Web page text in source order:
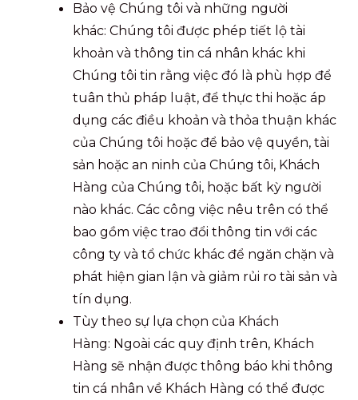
Bảo vệ Chúng tôi và những người
khác: Chúng tôi được phép tiết lộ tài
khoản và thông tin cá nhân khác khi
Chúng tôi tin rằng việc đó là phù hợp để
tuân thủ pháp luật, để thực thi hoặc áp
dụng các điều khoản và thỏa thuận khác
của Chúng tôi hoặc để bảo vệ quyền, tài
sản hoặc an ninh của Chúng tôi, Khách
Hàng của Chúng tôi, hoặc bất kỳ người
nào khác. Các công việc nêu trên có thể
bao gồm việc trao đổi thông tin với các
công ty và tổ chức khác để ngăn chặn và
phát hiện gian lận và giảm rủi ro tài sản và
tín dụng.
Tùy theo sự lựa chọn của Khách
Hàng: Ngoài các quy định trên, Khách
Hàng sẽ nhận được thông báo khi thông
tin cá nhân về Khách Hàng có thể được